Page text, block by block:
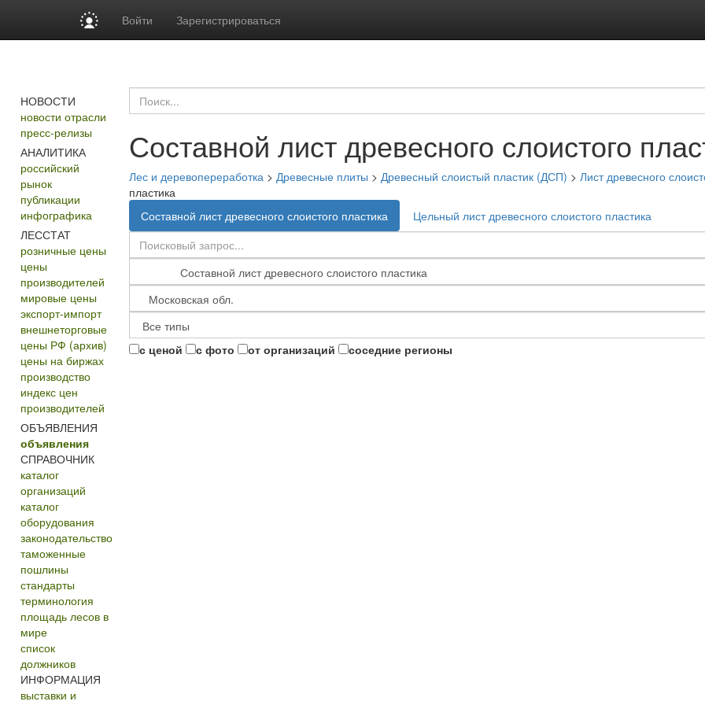
Войти Зарегистрироваться
НОВОСТИ
новости отрасли
пресс-релизы
АНАЛИТИКА
российский
рынок
публикации
инфографика
ЛЕССТАТ
розничные цены
цены
производителей
мировые цены
экспорт-импорт
внешнеторговые
цены РФ (архив)
цены на биржах
производство
индекс цен
производителей
ОБЪЯВЛЕНИЯ
объявления
СПРАВОЧНИК
каталог
организаций
каталог
оборудования
законодательство
таможенные
пошлины
стандарты
терминология
площадь лесов в
мире
список
должников
ИНФОРМАЦИЯ
выставки и
Составной лист древесного слоистого
Лес и деревопереработка> Древесные плиты > Древесный слоистый пластик (ДСП) > Лист древесного
пластика
Составной лист древесного слоистого пластика
Цельный лист древесного слоистого пластика
с ценой с фото от организаций соседние регионы